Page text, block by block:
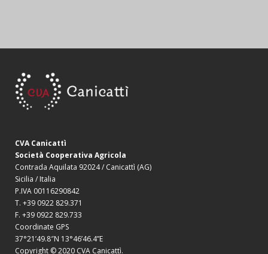
CVA Canicattì
Società Cooperativa Agricola
Contrada Aquilata 92024 / Canicattì (AG)
Sicilia / Italia
P.IVA 00116290842
T. +39 0922 829.371
F. +39 0922 829.733
Coordinate GPS
37°21’49.8″N 13°46’46.4”E
Copyright © 2020 CVA Canicattì.